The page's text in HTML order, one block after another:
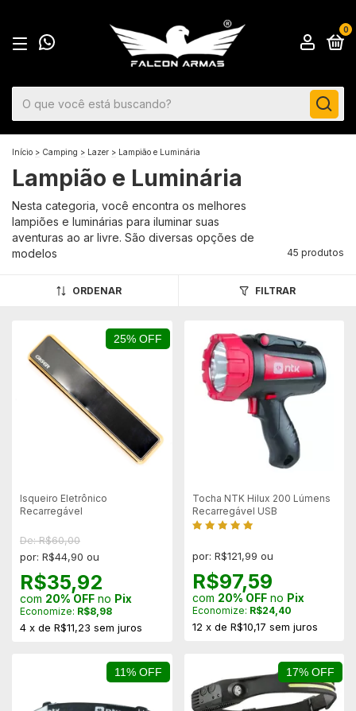
0
Início > Camping > Lazer > Lampião e Luminária
Lampião e Luminária
Nesta categoria, você encontra os melhores
lampiões e luminárias para iluminar suas
aventuras ao ar livre. São diversas opções de
modelos
45 produtos
ORDENAR FILTRAR
25% OFF
Isqueiro Eletrônico
Recarregável
De: R$60,00
por: R$44,90 ou
R$35,92
com 20% OFF no Pix
Economize: R$8,98
4 x de R$11,23 sem juros
Tocha NTK Hilux 200 Lúmens
Recarregável USB
por: R$121,99 ou
R$97,59
com 20% OFFno Pix
Economize: R$24,40
12 x de R$10,17 sem juros
11% OFF 17% OFF